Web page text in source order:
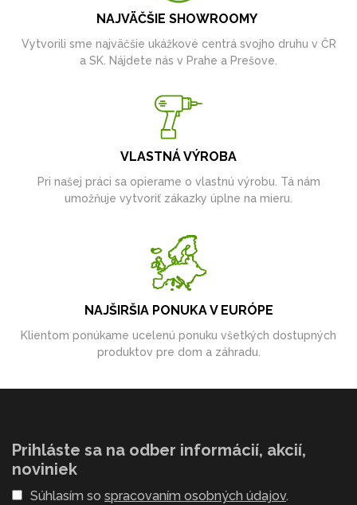
NAJVÄČŠIE SHOWROOMY
Vytvorili sme najväčšie ukážkové centrá svojho druhu v ČR
a SK. Nájdete nás v Prahe a Prešove.
VLASTNÁ VÝROBA
Pri našej práci sa opierame o vlastnú výrobu. Tá nám
umožňuje vytvoriť zákazky úplne na mieru.
NAJŠIRŠIA PONUKA V EURÓPE
Klientom ponúkame ucelenú ponuku všetkých dostupných
produktov pre dom a záhradu.
Prihláste sa na odber informácií, akcií,
noviniek
Súhlasím so spracovaním osobných údajov.